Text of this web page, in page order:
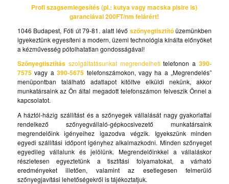
Profi szagsemlegesítés (pl.: kutya vagy macska pisire is)
garanciával 200FT/nm felárért!
1046 Budapest, Fóti út 79-81. alatt lévő szőnyegtisztítóüzemünkben
igyekeztünk egyesíteni a modern, üzemi technológia kínálta előnyöket
a kézművesség pótolhatatlan gondosságával!
Szőnyegtisztításszolgáltatásunkat megrendelheti telefonon a390-
7575vagy a390-5675 telefonszámokon, vagy ha a „Megrendelés”
menüpontban található adatlapot kitöltve elküldi nekünk, akkor
munkatársaink az Ön által megadott telefonszámon felveszik Önnel a
kapcsolatot.
A háztól-házig szállítást és a szőnyegek vállalását nagy gyakorlattal
rendelkező szőnyegvállaló-gépkocsivezető munkatársaink
megrendelőink igényeihez igazodva végzik. Igyekszünk minden
egyedi szállítási időpont igényhez alkalmazkodni. Minden szőnyeget
egyedileg vállalunk és jelölünk. Megrendelőinkkel a vállaláskor
részletesen egyeztetünk a tisztítási folyamatokat, a várható
eredményeket illetően, valamint az esetlegesen felmerülő
szőnyegjavítási lehetőségekről is tájékoztatjuk.